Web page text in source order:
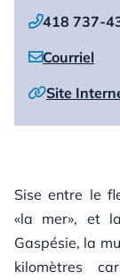
418 737-
Courriel
Site
Sise entre le
«la mer», et
Gaspésie, la
kilomètres